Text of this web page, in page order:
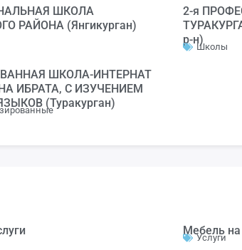
ШКОЛА
РАЙОНА (Янгикурган)
2-я
р-н)
Школы
ШКОЛА-ИНТЕРНАТ
ИБРАТА, С ИЗУЧЕНИЕМ
(Туракурган)
Мебель на
Услуги